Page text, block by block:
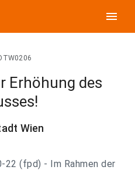
menu
Erhöhung des
Wien
22 (fpd) - Im Rahmen der